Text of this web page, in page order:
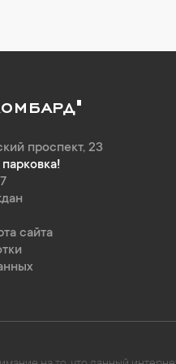
проспект, 23
сайта